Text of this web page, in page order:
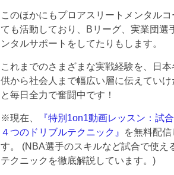
このほかにもプロアスリートメンタルコ
ても活動しており、Bリーグ、実業団選
ンタルサポートをしてたりもします。
これまでのさまざまな実戦経験を、日本
供から社会人まで幅広い層に伝えていけ
と毎日全力で奮闘中です！
※現在、
『特別1on1動画レッスン：試
４つのドリブルテクニック』
を無料配信
す。 (NBA選手のスキルなど試合で使え
テクニックを徹底解説しています。)